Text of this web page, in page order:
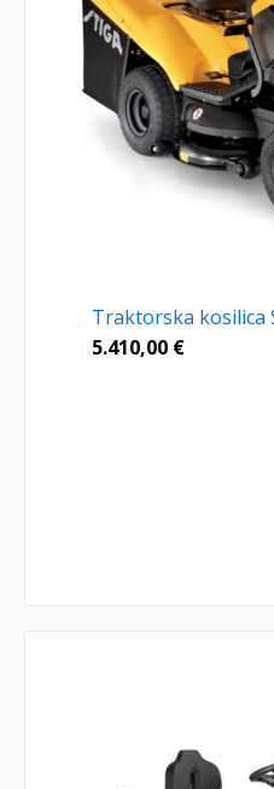
Traktorska kosilica
5.410,00 €